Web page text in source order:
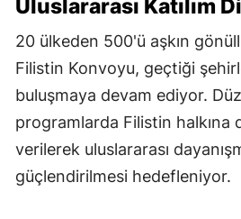
Uluslararası Katılım
20 ülkeden 500'ü aşkın
Filistin Konvoyu, geçtiği
buluşmaya devam ediyor.
programlarda Filistin halkına
verilerek uluslararası
güçlendirilmesi hedefleniyor.